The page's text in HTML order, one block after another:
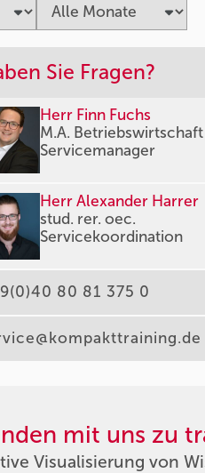
Sie Fragen?
Herr Finn Fuchs
M.A. Betriebswirtschaft
Servicemanager
Herr Alexander Harrer
stud. rer. oec.
Servicekoordination
80 81 375 0
mit uns zu
Visualisierung von